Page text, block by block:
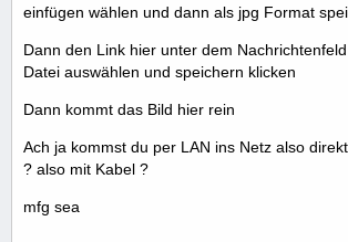
einfügen wählen und dann als jpg Format
Dann den Link hier unter dem
Datei auswählen und speichern klicken
Dann kommt das Bild hier rein
Ach ja kommst du per LAN ins Netz also
? also mit Kabel ?
mfg sea